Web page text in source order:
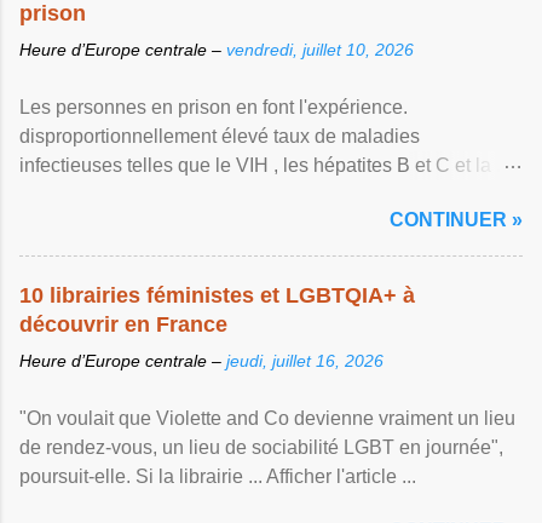
prison
Heure d’Europe centrale – vendredi, juillet 10, 2026
Les personnes en prison en font l'expérience.
disproportionnellement élevé taux de maladies
infectieuses telles que le VIH , les hépatites B et C et la ...
CONTINUER »
10 librairies féministes et LGBTQIA+ à
découvrir en France
Heure d’Europe centrale – jeudi, juillet 16, 2026
"On voulait que Violette and Co devienne vraiment un lieu
de rendez-vous, un lieu de sociabilité LGBT en journée",
poursuit-elle. Si la librairie ... Afficher l'article ...